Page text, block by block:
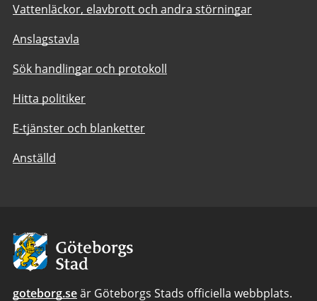
Vattenläckor, elavbrott och andra störningar
Anslagstavla
Sök handlingar och protokoll
Hitta politiker
E-tjänster och blanketter
Anställd
Avsändare:
Göteborgs
Stad
goteborg.seär Göteborgs Stads officiella webbplats.